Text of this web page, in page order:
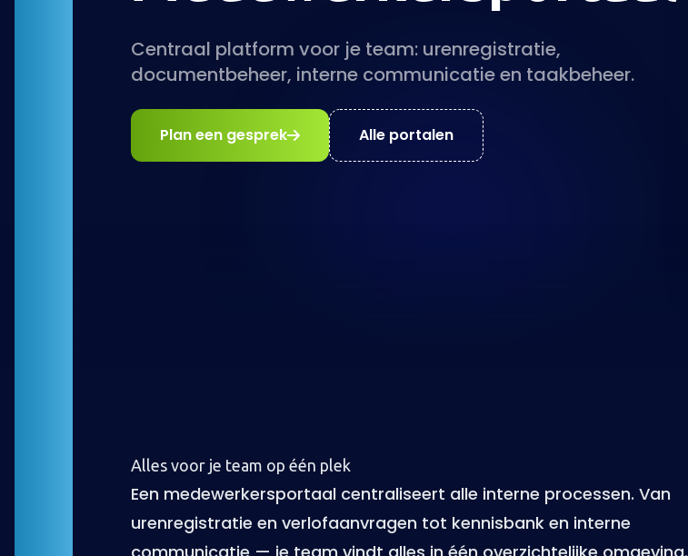
Centraal platform voor je team: urenregistratie,
documentbeheer, interne communicatie en taakbeheer.
Plan een gesprek Alle portalen
Alles voor je team op één plek
Een medewerkersportaal centraliseert alle interne processen. Van
urenregistratie en verlofaanvragen tot kennisbank en interne